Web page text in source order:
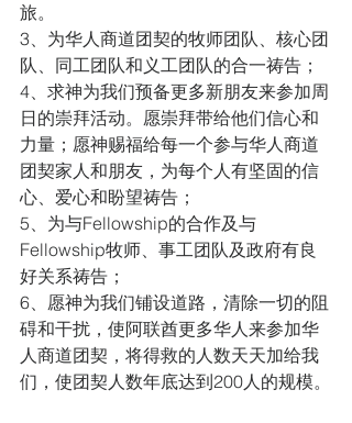
旅。
3、为华人商道团契的牧师团队、核心团
队、同工团队和义工团队的合一祷告；
4、求神为我们预备更多新朋友来参加周
日的崇拜活动。愿崇拜带给他们信心和
力量；愿神赐福给每一个参与华人商道
团契家人和朋友，为每个人有坚固的信
心、爱心和盼望祷告；
5、为与Fellowship的合作及与
Fellowship牧师、事工团队及政府有良
好关系祷告；
6、愿神为我们铺设道路，清除一切的阻
碍和干扰，使阿联酋更多华人来参加华
人商道团契，将得救的人数天天加给我
们，使团契人数年底达到200人的规模。